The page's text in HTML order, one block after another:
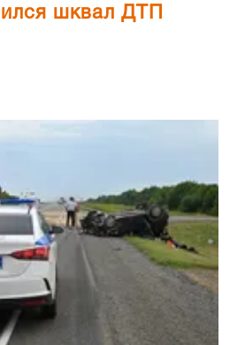
шквал ДТП